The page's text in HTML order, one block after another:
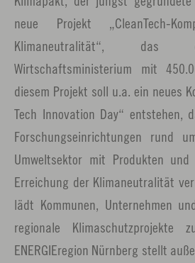
neue Projekt „CleanTech-
Klimaneutralität“, das
Wirtschaftsministerium mit
diesem Projekt soll u.a. ein neues
Tech Innovation Day“ entstehen,
Forschungseinrichtungen rund
Umweltsektor mit Produkten
Erreichung der Klimaneutralität
lädt Kommunen, Unternehmen
regionale Klimaschutzprojekte
ENERGIEregion Nürnberg stellt